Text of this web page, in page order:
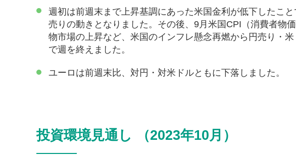
週初は前週末まで上昇基調にあった米国金利が低下したこ
売りの動きとなりました。その後、9月米国CPI（消費者物
物市場の上昇など、米国のインフレ懸念再燃から円売り・
で週を終えました。
ユーロは前週末比、対円・対米ドルともに下落しました。
投資環境見通し （2023年10月）